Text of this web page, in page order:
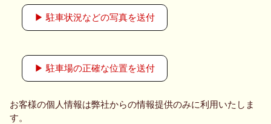
▶ 駐車状況などの写真を送付
▶ 駐車場の正確な位置を送付
お客様の個人情報は弊社からの情報提供のみに利用いたしま
す。